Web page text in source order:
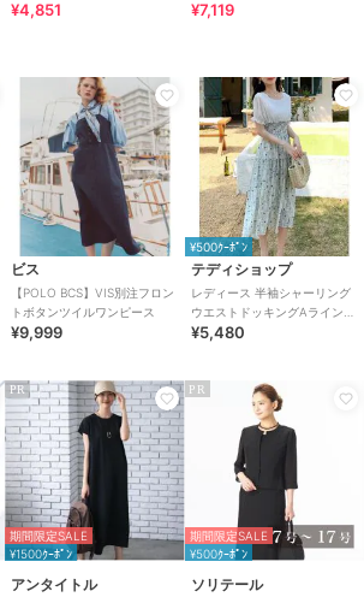
ェットワンピース
¥4,851 ¥7,119
ビス
【POLO BCS】VIS別注フロン
トボタンツイルワンピース
¥9,999
¥500ｸｰﾎﾟﾝ
テディショップ
レディース 半袖シャーリング
ウエストドッキングAラインワ
ンピース
¥5,480
PR
期間限定SALE
¥1500ｸｰﾎﾟﾝ
アンタイトル
PR
期間限定SALE
¥500ｸｰﾎﾟﾝ
ソリテール